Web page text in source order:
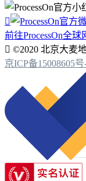

前往ProcessOn全
 ©2020 北京大麦
京ICP备15008605号